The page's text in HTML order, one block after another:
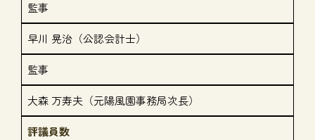
監事
早川 晃治（公認会計士）
監事
大森 万寿夫（元陽風園事務局次長）
評議員数